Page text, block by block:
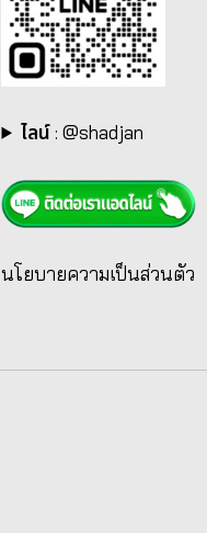
ไลน์ :@shadjan
นโยบายความเป็นส่วนตัว